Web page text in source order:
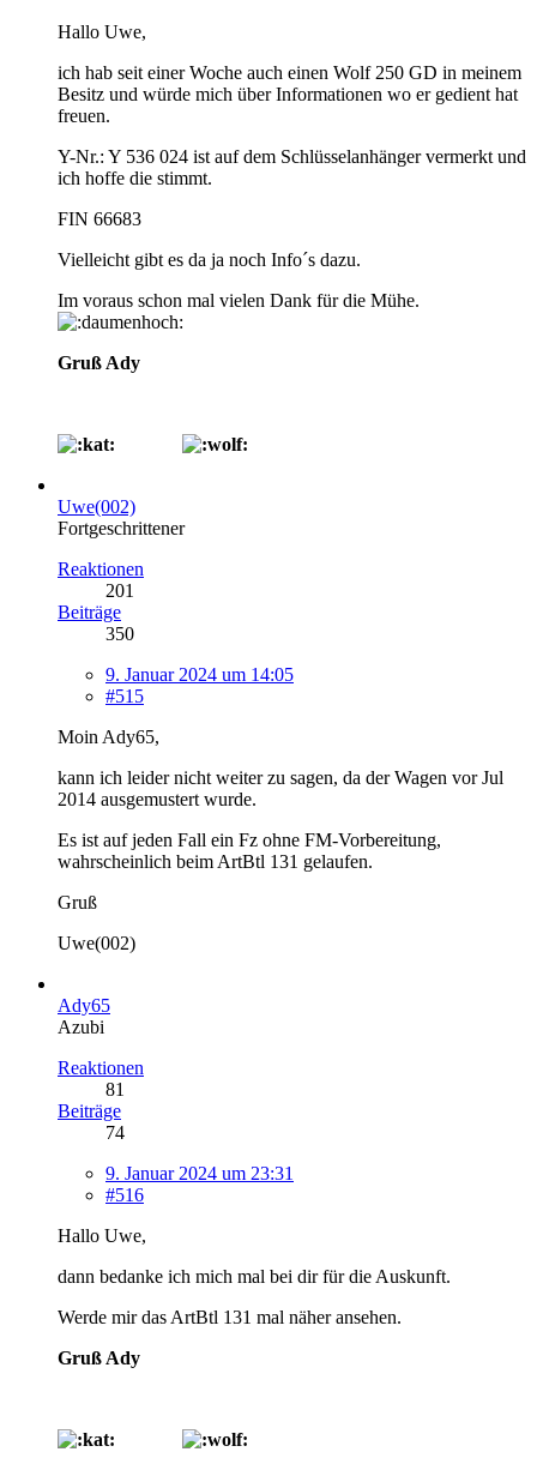
Hallo Uwe,
ich hab seit einer Woche auch einen Wolf 250 GD in meinem
Besitz und würde mich über Informationen wo er gedient hat
freuen.
Y-Nr.: Y 536 024 ist auf dem Schlüsselanhänger vermerkt und
ich hoffe die stimmt.
FIN 66683
Vielleicht gibt es da ja noch Info´s dazu.
Im voraus schon mal vielen Dank für die Mühe.
Gruß Ady
Uwe(002)
Fortgeschrittener
Reaktionen
201
Beiträge
350
9. Januar 2024 um 14:05
#515
Moin Ady65,
kann ich leider nicht weiter zu sagen, da der Wagen vor Jul
2014 ausgemustert wurde.
Es ist auf jeden Fall ein Fz ohne FM-Vorbereitung,
wahrscheinlich beim ArtBtl 131 gelaufen.
Gruß
Uwe(002)
Ady65
Azubi
Reaktionen
81
Beiträge
74
9. Januar 2024 um 23:31
#516
Hallo Uwe,
dann bedanke ich mich mal bei dir für die Auskunft.
Werde mir das ArtBtl 131 mal näher ansehen.
Gruß Ady